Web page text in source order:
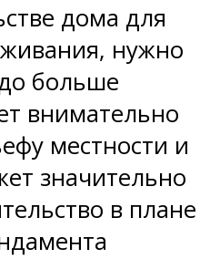
дома для
нужно
больше
внимательно
местности и
значительно
в плане